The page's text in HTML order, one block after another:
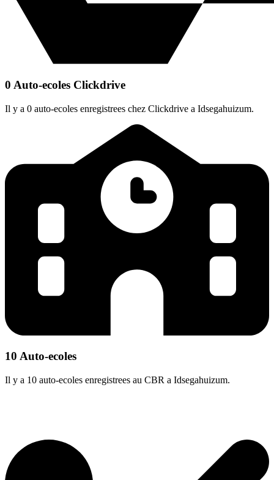
0 Auto-ecoles Clickdrive
Il y a 0 auto-ecoles enregistrees chez Clickdrive a Idsegahuizum.
10 Auto-ecoles
Il y a 10 auto-ecoles enregistrees au CBR a Idsegahuizum.